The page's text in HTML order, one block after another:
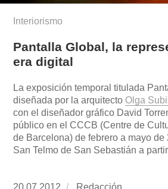
Interiorismo
Pantalla Global, la
era digital
La exposición temporal titulada
diseñada por la arquitecto Olga
con el diseñador gráfico David
público en el CCCB (Centre de
de Barcelona) de febrero a mayo
San Telmo de San Sebastián a